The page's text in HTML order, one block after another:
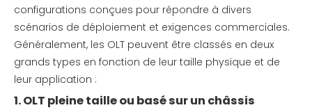
configurations conçues pour répondre à divers
scénarios de déploiement et exigences commerciales.
Généralement, les OLT peuvent être classés en deux
grands types en fonction de leur taille physique et de
leur application :
1. OLT pleine taille ou basé sur un châssis